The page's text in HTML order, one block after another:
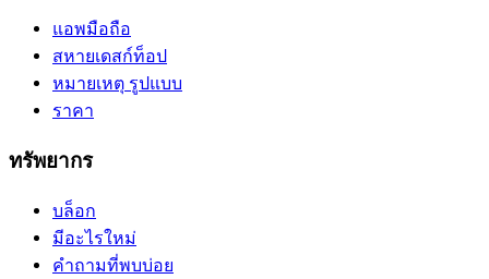
แอพมือถือ
สหายเดสก์ท็อป
หมายเหตุ รูปแบบ
ราคา
ทรัพยากร
บล็อก
มีอะไรใหม่
คำถามที่พบบ่อย